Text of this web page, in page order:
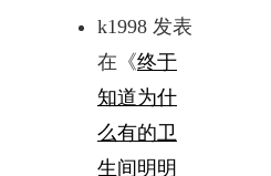
k1998 发表
在《终于
知道为什
么有的卫
生间明明